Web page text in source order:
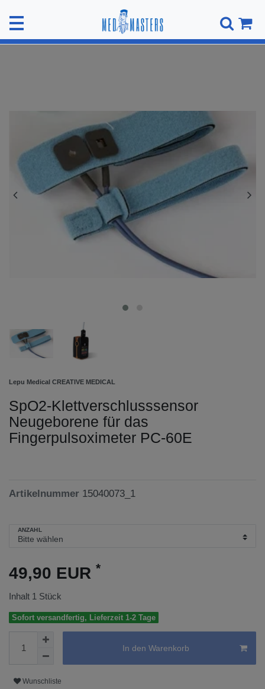
Lepu Medical CREATIVE MEDICAL
SpO2-Klettverschlusssensor
Neugeborene für das
Fingerpulsoximeter PC-60E
Artikelnummer 15040073_1
ANZAHL
49,90 EUR *
Inhalt 1 Stück
Sofort versandfertig, Lieferzeit 1-2 Tage
In den Warenkorb
Wunschliste